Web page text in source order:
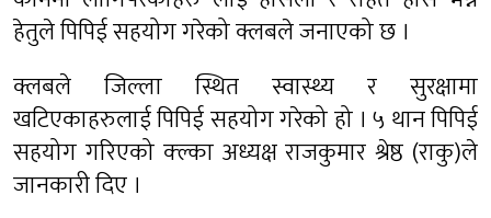
हेतुले पिपिई सहयोग गरेको क्लबले जनाएको छ ।
क्लबले जिल्ला स्थित स्वास्थ्य र सुरक्षामा
खटिएकाहरुलाई पिपिई सहयोग गरेको हो । ५ थान पिपिई
सहयोग गरिएको क्ल्का अध्यक्ष राजकुमार श्रेष्ठ (राकु)ले
जानकारी दिए ।